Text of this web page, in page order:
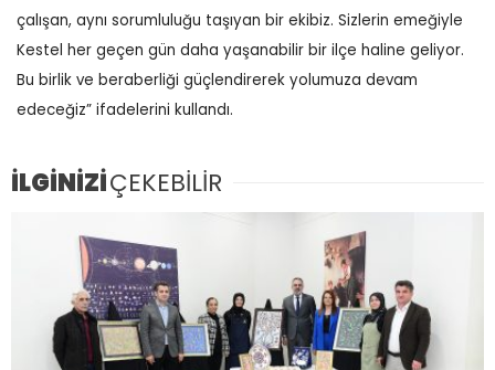
çalışan, aynı sorumluluğu taşıyan bir ekibiz. Sizlerin emeğiyle
Kestel her geçen gün daha yaşanabilir bir ilçe haline geliyor.
Bu birlik ve beraberliği güçlendirerek yolumuza devam
edeceğiz” ifadelerini kullandı.
İLGİNİZİÇEKEBİLİR